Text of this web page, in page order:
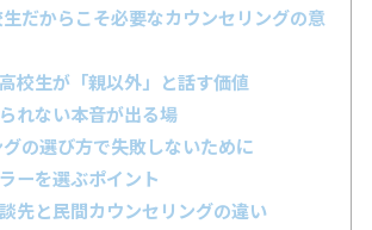
だからこそ必要なカウンセリングの意
校生が「親以外」と話す価値
れない本音が出る場
の選び方で失敗しないために
ーを選ぶポイント
先と民間カウンセリングの違い